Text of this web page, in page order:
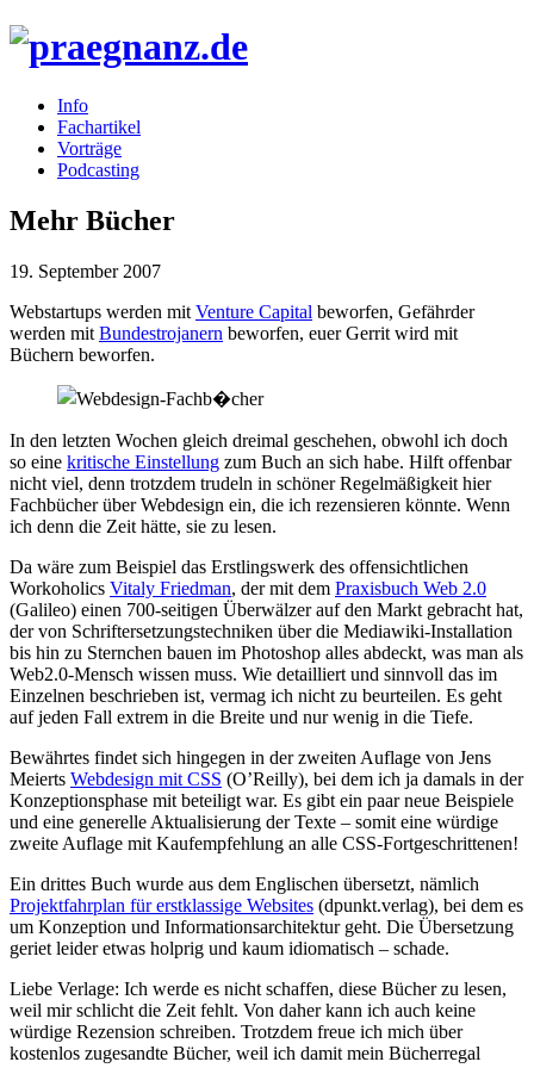
Info
Fachartikel
Vorträge
Podcasting
Mehr Bücher
19. September 2007
Webstartups werden mit Venture Capital beworfen, Gefährder
werden mit Bundestrojanern beworfen, euer Gerrit wird mit
Büchern beworfen.
In den letzten Wochen gleich dreimal geschehen, obwohl ich doch
so eine kritische Einstellung zum Buch an sich habe. Hilft offenbar
nicht viel, denn trotzdem trudeln in schöner Regelmäßigkeit hier
Fachbücher über Webdesign ein, die ich rezensieren könnte. Wenn
ich denn die Zeit hätte, sie zu lesen.
Da wäre zum Beispiel das Erstlingswerk des offensichtlichen
Workoholics Vitaly Friedman, der mit dem Praxisbuch Web 2.0
(Galileo) einen 700-seitigen Überwälzer auf den Markt gebracht hat,
der von Schriftersetzungstechniken über die Mediawiki-Installation
bis hin zu Sternchen bauen im Photoshop alles abdeckt, was man als
Web2.0-Mensch wissen muss. Wie detailliert und sinnvoll das im
Einzelnen beschrieben ist, vermag ich nicht zu beurteilen. Es geht
auf jeden Fall extrem in die Breite und nur wenig in die Tiefe.
Bewährtes findet sich hingegen in der zweiten Auflage von Jens
Meierts Webdesign mit CSS (O’Reilly), bei dem ich ja damals in der
Konzeptionsphase mit beteiligt war. Es gibt ein paar neue Beispiele
und eine generelle Aktualisierung der Texte – somit eine würdige
zweite Auflage mit Kaufempfehlung an alle CSS-Fortgeschrittenen!
Ein drittes Buch wurde aus dem Englischen übersetzt, nämlich
Projektfahrplan für erstklassige Websites (dpunkt.verlag), bei dem es
um Konzeption und Informationsarchitektur geht. Die Übersetzung
geriet leider etwas holprig und kaum idiomatisch – schade.
Liebe Verlage: Ich werde es nicht schaffen, diese Bücher zu lesen,
weil mir schlicht die Zeit fehlt. Von daher kann ich auch keine
würdige Rezension schreiben. Trotzdem freue ich mich über
kostenlos zugesandte Bücher, weil ich damit mein Bücherregal